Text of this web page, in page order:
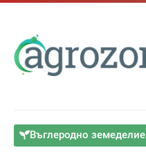
Въглеродно земеделие